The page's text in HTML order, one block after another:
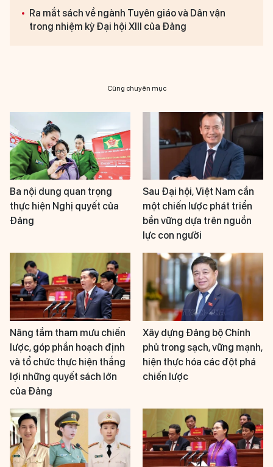
Ra mắt sách về ngành Tuyên giáo và Dân vận
trong nhiệm kỳ Đại hội XIII của Đảng
Cùng chuyên mục
Ba nội dung quan trọng
thực hiện Nghị quyết của
Đảng
Sau Đại hội, Việt Nam cần
một chiến lược phát triển
bền vững dựa trên nguồn
lực con người
Nâng tầm tham mưu chiến
lược, góp phần hoạch định
và tổ chức thực hiện thắng
lợi những quyết sách lớn
của Đảng
Xây dựng Đảng bộ Chính
phủ trong sạch, vững mạnh,
hiện thực hóa các đột phá
chiến lược